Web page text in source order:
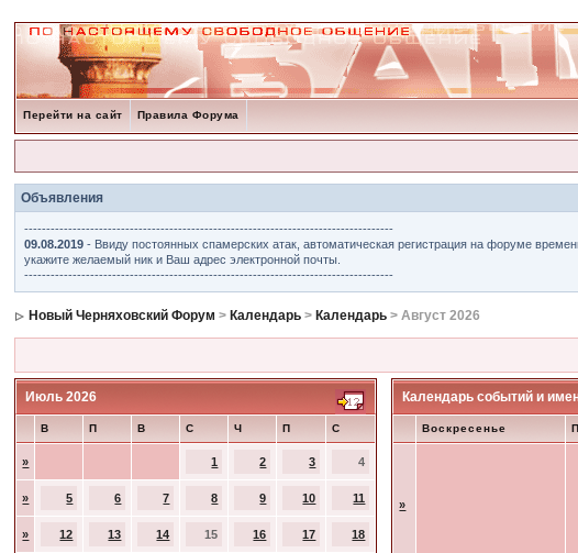
Перейти на сайт Правила Форума
Объявления
------------------------------------------------------------------------------------
09.08.2019 - Ввиду постоянных спамерских атак, автоматическая регистрация на форуме
укажите желаемый ник и Ваш адрес электронной почты.
------------------------------------------------------------------------------------
Новый Черняховский Форум > Календарь > Календарь > Август 2026
Июль 2026
В П В С Ч П С
» 1 2 3 4
» 5 6 7 8 9 10 11
» 12 13 14 15 16 17 18
Календарь событий и
Воскресенье
»